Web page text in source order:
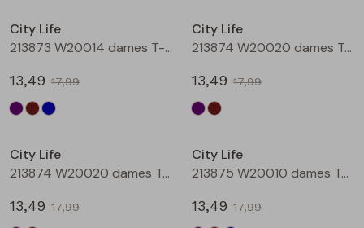
City Life
213873 W20014 dames T-shirt km Petrol
13,49 17,99
City Life
213874 W20020 dames T-shirt km Aubergine
13,49 17,99
City Life
213874 W20020 dames T-shirt km Bruin
13,49 17,99
City Life
213875 W20010 dames T-shirt km Aubergine
13,49 17,99